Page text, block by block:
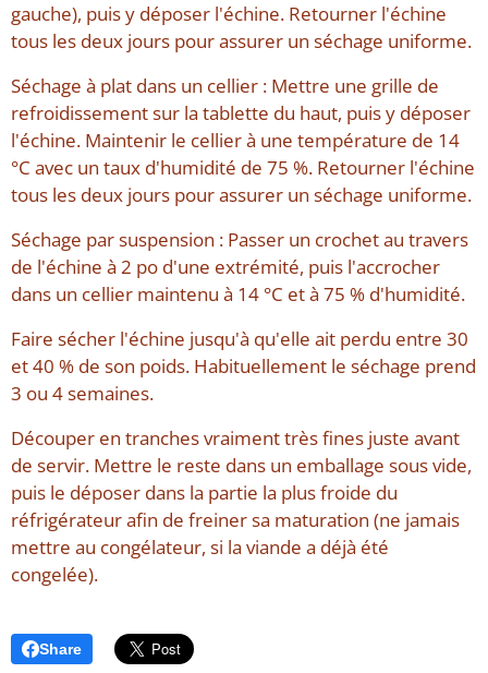
gauche), puis y déposer l'échine. Retourner l'échine
tous les deux jours pour assurer un séchage uniforme.
Séchage à plat dans un cellier : Mettre une grille de
refroidissement sur la tablette du haut, puis y déposer
l'échine. Maintenir le cellier à une température de 14
°C avec un taux d'humidité de 75 %. Retourner l'échine
tous les deux jours pour assurer un séchage uniforme.
Séchage par suspension : Passer un crochet au travers
de l'échine à 2 po d'une extrémité, puis l'accrocher
dans un cellier maintenu à 14 °C et à 75 % d'humidité.
Faire sécher l'échine jusqu'à qu'elle ait perdu entre 30
et 40 % de son poids. Habituellement le séchage prend
3 ou 4 semaines.
Découper en tranches vraiment très fines juste avant
de servir. Mettre le reste dans un emballage sous vide,
puis le déposer dans la partie la plus froide du
réfrigérateur afin de freiner sa maturation (ne jamais
mettre au congélateur, si la viande a déjà été
congelée).
Share